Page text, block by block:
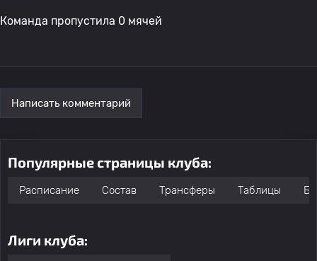
Команда пропустила 0 мячей
Написать комментарий
Популярные страницы клуба:
Расписание Состав Трансферы Таблицы
Лиги клуба: